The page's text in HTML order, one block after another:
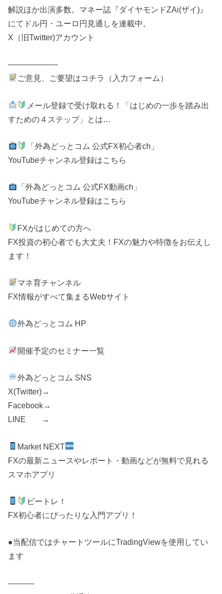
解説ほか出演多数。マネー誌『ダイヤモンドZAi(ザイ)』
にてドル円・ユーロ円見通しを連載中。
X（旧Twitter)アカウント
——————-
ご意見、ご要望はコチラ（入力フォーム）
メール登録で受け取れる！「はじめの一歩を踏み出
すための４ステップ」とは…
「外為どっとコム 公式FX初心者ch」
YouTubeチャンネル登録はこちら
「外為どっとコム 公式FX動画ch」
YouTubeチャンネル登録はこちら
FXがはじめての方へ
FX投資の初心者でも大丈夫！FXの魅力や特徴をお伝えし
ます！
マネ育チャンネル
FX情報がすべて集まるWebサイト
外為どっとコム HP
開催予定のセミナー一覧
外為どっとコム SNS
X(Twitter)→
Facebook→
LINE →
Market NEXT
FXの最新ニュースやレポート・動画などが無料で見れる
スマホアプリ
ビートレ！
FX初心者にぴったりな入門アプリ！
●当配信ではチャートツールにTradingViewを使用してい
ます
———-